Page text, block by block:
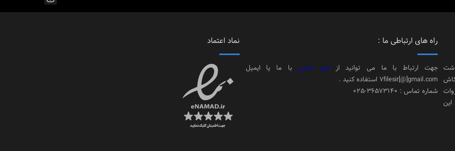
راه های ارتباطی ما :
جهت ارتباط با ما می توانید از فرم تماسبا ما یا ایمیل
7filesir[@]gmail.com استفاده کنید .
شماره تماس : 36573140-025
نماد اعتماد